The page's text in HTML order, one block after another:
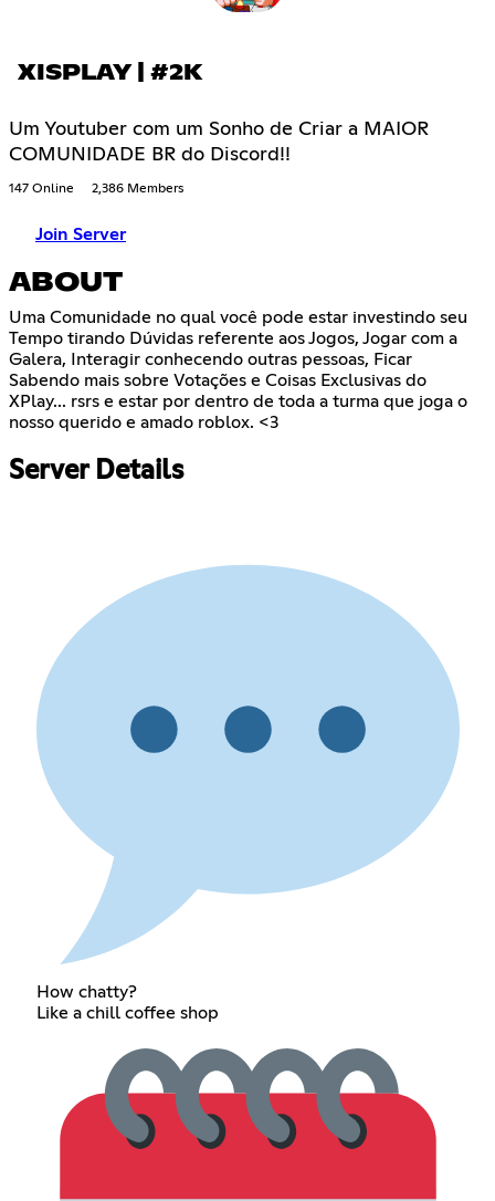
XISPLAY | #2K
Um Youtuber com um Sonho de Criar a MAIOR
COMUNIDADE BR do Discord!!
147 Online 2,386 Members
Join Server
ABOUT
Uma Comunidade no qual você pode estar investindo seu
Tempo tirando Dúvidas referente aos Jogos, Jogar com a
Galera, Interagir conhecendo outras pessoas, Ficar
Sabendo mais sobre Votações e Coisas Exclusivas do
XPlay... rsrs e estar por dentro de toda a turma que joga o
nosso querido e amado roblox. <3
Server Details
How chatty?
Like a chill coffee shop